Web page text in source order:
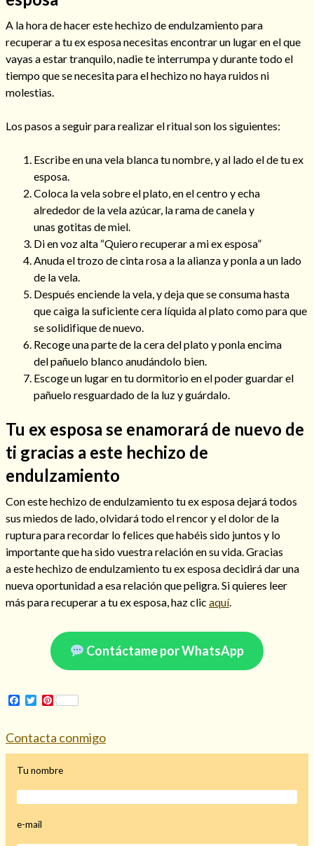
Hechizo de alejamiento
Tu consulta al tarot
Alejamiento(208)
Amarres(145)
Cartomancia(117)
Endulzamiento(112)
Hechizo de amor
(593)
Infidelidad(104)
Oraciones(3)
Rituales
(72)
Tarot online
(372)
Mi rincón
Mis libros favoritos
Mi Blog
¿Qué es el tarot?
A la hora de hacer este hechizo de endulzamiento para
recuperar a tu ex esposa necesitas encontrar un lugar en el que
vayas a estar tranquilo, nadie te interrumpa y durante todo el
tiempo que se necesita para el hechizo no haya ruidos ni
molestias.
Los pasos a seguir para realizar el ritual son los siguientes:
Escribe en una vela blanca tu nombre, y al lado el de tu ex
esposa.
Coloca la vela sobre el plato, en el centro y echa
alrededor de la vela azúcar, la rama de canela y
unas gotitas de miel.
Di en voz alta “Quiero recuperar a mi ex esposa”
Anuda el trozo de cinta rosa a la alianza y ponla a un lado
de la vela.
Después enciende la vela, y deja que se consuma hasta
que caiga la suficiente cera líquida al plato como para que
se solidifique de nuevo.
Recoge una parte de la cera del plato y ponla encima
del pañuelo blanco anudándolo bien.
Escoge un lugar en tu dormitorio en el poder guardar el
pañuelo resguardado de la luz y guárdalo.
Tu ex esposa se enamorará de nuevo de
ti gracias a este hechizo de
endulzamiento
Con este hechizo de endulzamiento tu ex esposa dejará todos
sus miedos de lado, olvidará todo el rencor y el dolor de la
ruptura para recordar lo felices que habéis sido juntos y lo
importante que ha sido vuestra relación en su vida. Gracias
a este hechizo de endulzamiento tu ex esposa decidirá dar una
nueva oportunidad a esa relación que peligra. Si quieres leer
más para recuperar a tu ex esposa, haz clic aquí.
Contáctame por WhatsApp
Facebook
TwitterPinterest
Contacta conmigo
Tu nombre
e-mail